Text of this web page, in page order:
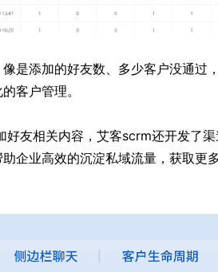
是添加的好友数、多少客户没通过
客户管理。
好友相关内容，艾客scrm还开发了
企业高效的沉淀私域流量，获取更